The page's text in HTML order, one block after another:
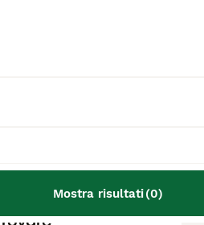
Mostra risultati(0)
del cane